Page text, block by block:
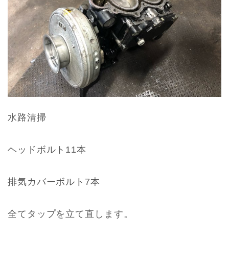
水路清掃
ヘッドボルト11本
排気カバーボルト7本
全てタップを立て直します。